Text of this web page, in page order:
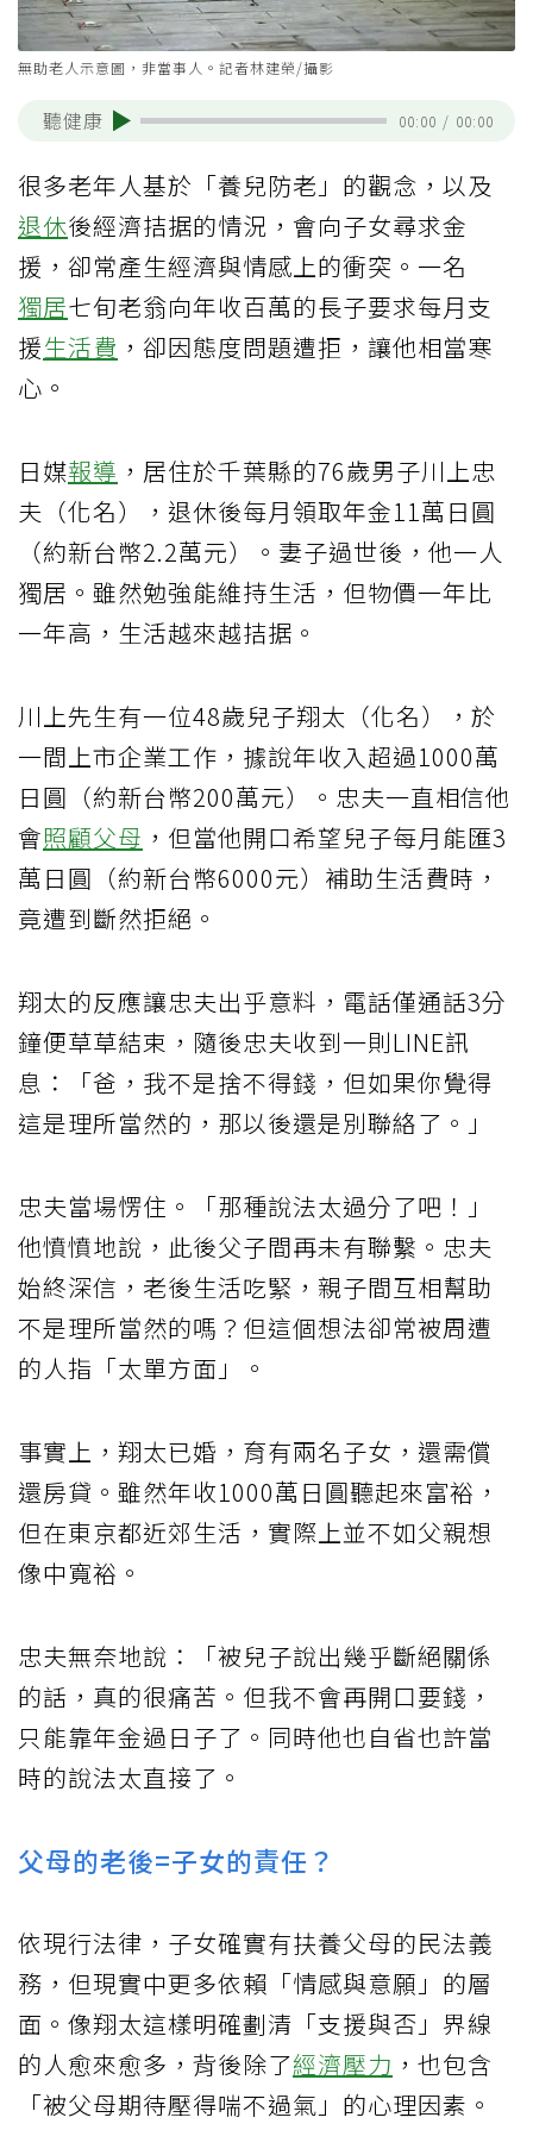
無助老人示意圖，非當事人。記者林建榮/攝影
聽健康 00:00 / 00:00
很多老年人基於「養兒防老」的觀念，以及
退休後經濟拮据的情況，會向子女尋求金
援，卻常產生經濟與情感上的衝突。一名
獨居七旬老翁向年收百萬的長子要求每月支
援生活費 ，卻因態度問題遭拒，讓他相當寒
心。
日媒報導 ，居住於千葉縣的76歲男子川上忠
夫（化名），退休後每月領取年金11萬日圓
（約新台幣2.2萬元）。妻子過世後，他一人
獨居。雖然勉強能維持生活，但物價一年比
一年高，生活越來越拮据。
川上先生有一位48歲兒子翔太（化名），於
一間上市企業工作，據說年收入超過1000萬
日圓（約新台幣200萬元）。忠夫一直相信他
會照顧父母 ，但當他開口希望兒子每月能匯3
萬日圓（約新台幣6000元）補助生活費時，
竟遭到斷然拒絕。
翔太的反應讓忠夫出乎意料，電話僅通話3分
鐘便草草結束，隨後忠夫收到一則LINE訊
息：「爸，我不是捨不得錢，但如果你覺得
這是理所當然的，那以後還是別聯絡了。」
忠夫當場愣住。「那種說法太過分了吧！」
他憤憤地說，此後父子間再未有聯繫。忠夫
始終深信，老後生活吃緊，親子間互相幫助
不是理所當然的嗎？但這個想法卻常被周遭
的人指「太單方面」。
事實上，翔太已婚，育有兩名子女，還需償
還房貸。雖然年收1000萬日圓聽起來富裕，
但在東京都近郊生活，實際上並不如父親想
像中寬裕。
忠夫無奈地說：「被兒子說出幾乎斷絕關係
的話，真的很痛苦。但我不會再開口要錢，
只能靠年金過日子了。同時他也自省也許當
時的說法太直接了。
父母的老後=子女的責任？
依現行法律，子女確實有扶養父母的民法義
務，但現實中更多依賴「情感與意願」的層
面。像翔太這樣明確劃清「支援與否」界線
的人愈來愈多，背後除了經濟壓力 ，也包含
「被父母期待壓得喘不過氣」的心理因素。